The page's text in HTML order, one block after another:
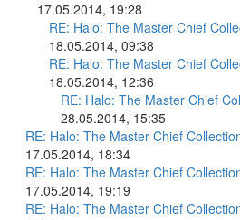
17.05.2014, 19:28
RE: Halo: The Master Chief
18.05.2014, 09:38
RE: Halo: The Master Chief
18.05.2014, 12:36
RE: Halo: The Master Chief
28.05.2014, 15:35
RE: Halo: The Master Chief
17.05.2014, 18:34
RE: Halo: The Master Chief
17.05.2014, 19:19
RE: Halo: The Master Chief